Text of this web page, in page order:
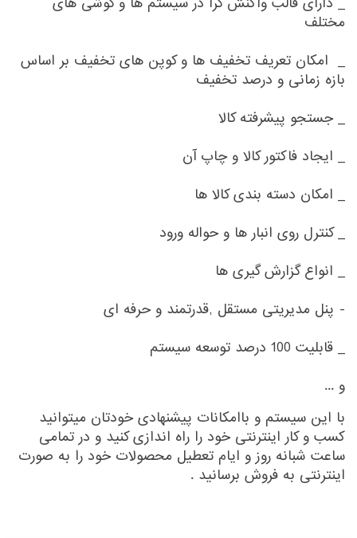
مختلف
_ امکان تعریف تخفیف ها و کوپن های تخفیف بر اساس
بازه زمانی و درصد تخفیف
_ جستجو پیشرفته کالا
_ ایجاد فاکتور کالا و چاپ آن
_ امکان دسته بندی کالا ها
_ کنترل روی انبار ها و حواله ورود
_ انواع گزارش گیری ها
- پنل مدیریتی مستقل ,قدرتمند و حرفه ای
_ قابلیت 100 درصد توسعه سیستم
و ...
با این سیستم و باامکانات پیشنهادی خودتان میتوانید
کسب و کار اینترنتی خود را راه اندازی کنید و در تمامی
ساعت شبانه روز و ایام تعطیل محصولات خود را به صورت
اینترنتی به فروش برسانید .